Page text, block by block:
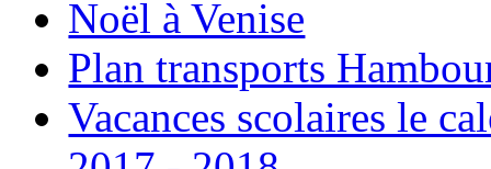
Noël à Venise
Plan transports
Vacances scolaires le